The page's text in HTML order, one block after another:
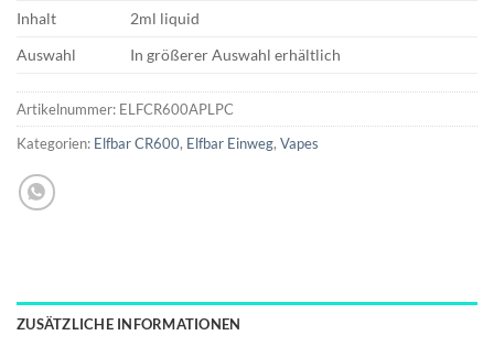
Inhalt
2ml liquid
Auswahl
In größerer Auswahl erhältlich
Artikelnummer: ELFCR600APLPC
Kategorien: Elfbar CR600, Elfbar Einweg, Vapes
ZUSÄTZLICHE INFORMATIONEN